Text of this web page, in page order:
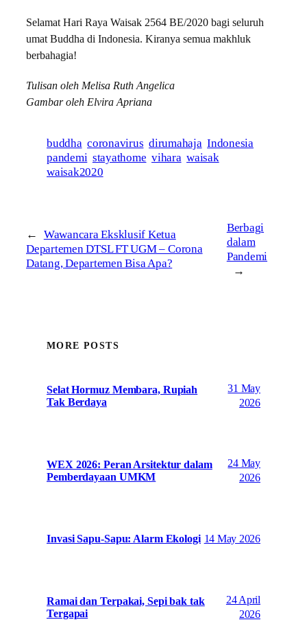
Selamat Hari Raya Waisak 2564 BE/2020 bagi seluruh
umat Buddha di Indonesia. Kiranya semua makhluk
berbahagia!
Tulisan oleh Melisa Ruth Angelica
Gambar oleh Elvira Apriana
buddha coronavirus dirumahaja Indonesia
pandemi stayathome vihara waisak
waisak2020
←
Wawancara Eksklusif Ketua
Departemen DTSL FT UGM – Corona
Datang, Departemen Bisa Apa?
Berbagi
dalam
Pandemi
→
MORE POSTS
Selat Hormuz Membara, Rupiah
Tak Berdaya
31 May
2026
WEX 2026: Peran Arsitektur dalam
Pemberdayaan UMKM
24 May
2026
Invasi Sapu-Sapu: Alarm Ekologi 14 May 2026
Ramai dan Terpakai, Sepi bak tak
Tergapai
24 April
2026